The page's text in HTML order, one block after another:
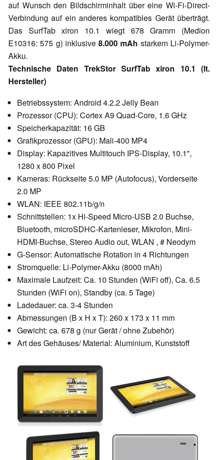
auf Wunsch den Bildschirminhalt über eine Wi-Fi-Direct-
Verbindung auf ein anderes kompatibles Gerät überträgt.
Das SurfTab xiron 10.1 wiegt 678 Gramm (Medion
E10316: 575 g) inklusive8.000 mAh starkem Li-Polymer-
Akku.
Technische Daten TrekStor SurfTab xiron 10.1 (lt.
Hersteller)
Betriebssystem: Android 4.2.2 Jelly Bean
Prozessor (CPU): Cortex A9 Quad-Core, 1.6 GHz
Speicherkapazität: 16 GB
Grafikprozessor (GPU): Mali-400 MP4
Display: Kapazitives Multitouch IPS-Display, 10.1",
1280 x 800 Pixel
Kameras: Rückseite 5.0 MP (Autofocus), Vorderseite
2.0 MP
WLAN: IEEE 802.11b/g/n
Schnittstellen: 1x Hi-Speed Micro-USB 2.0 Buchse,
Bluetooth, microSDHC-Kartenleser, Mikrofon, Mini-
HDMI-Buchse, Stereo Audio out, WLAN , # Neodym
G-Sensor: Automatische Rotation in 4 Richtungen
Stromquelle: Li-Polymer-Akku (8000 mAh)
Maximale Laufzeit: Ca. 10 Stunden (WiFi off), Ca. 6.5
Stunden (WiFi on), Standby (ca. 5 Tage)
Ladedauer: ca. 3-4 Stunden
Abmessungen (B x H x T): 260 x 173 x 11 mm
Gewicht: ca. 678 g (nur Gerät / ohne Zubehör)
Art des Gehäuses/ Material: Aluminium, Kunststoff